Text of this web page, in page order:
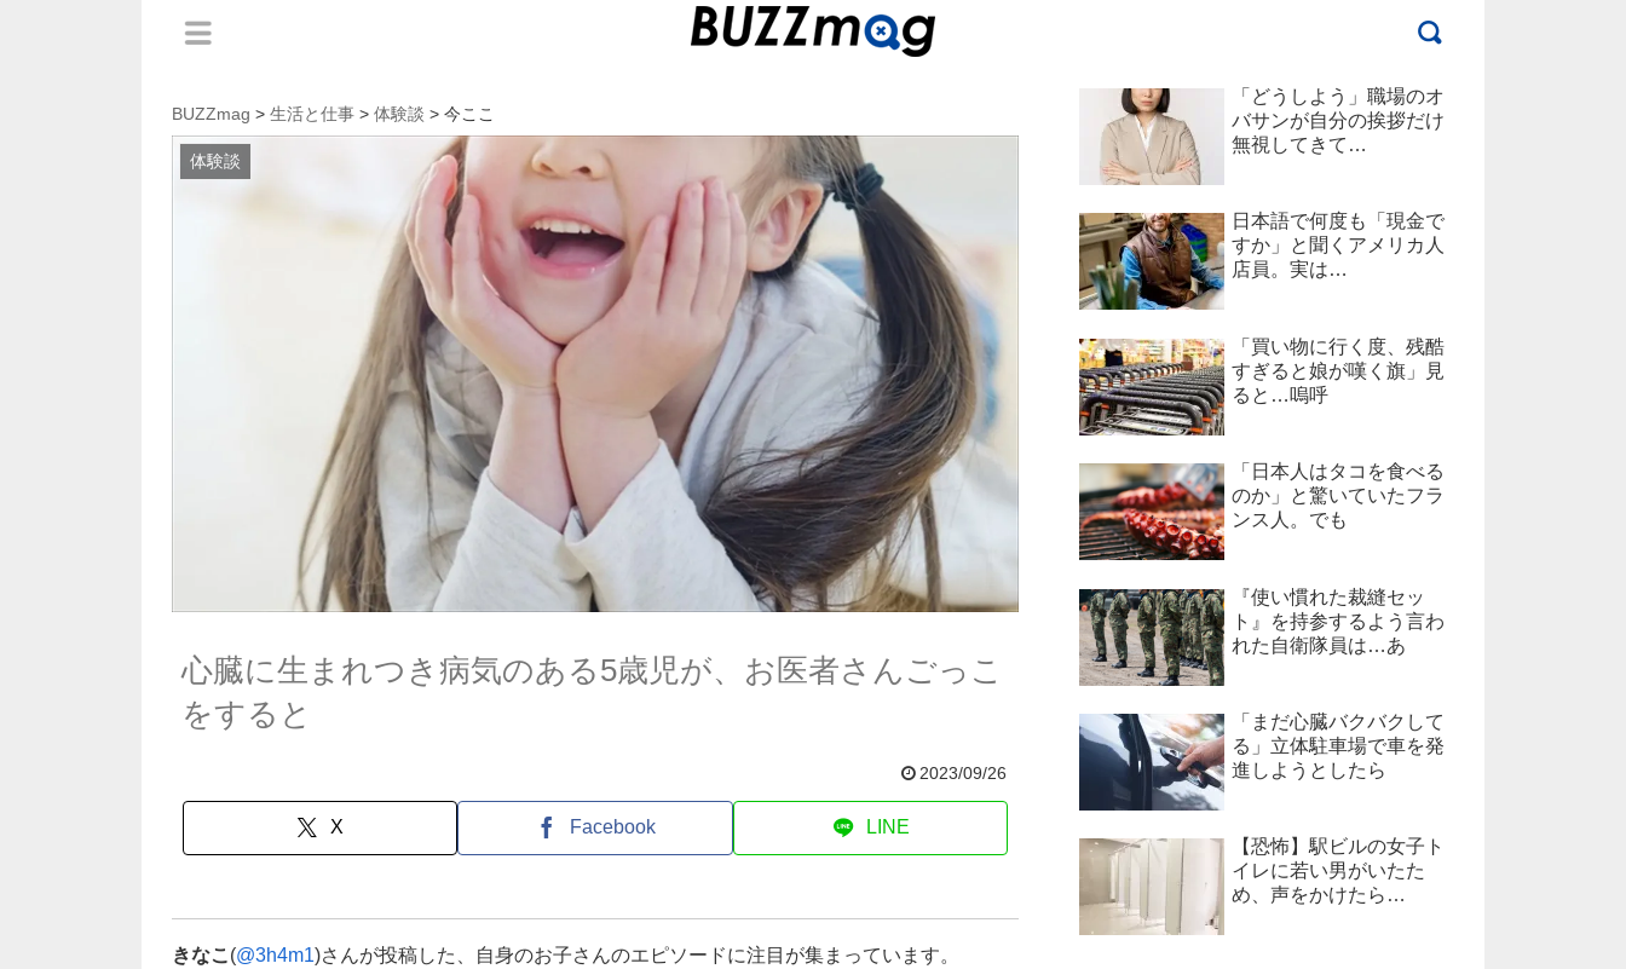
BUZZmag > 生活と仕事 > 体験談 > 今ここ
体験談
心臓に生まれつき病気のある5歳児が、お医者さんごっこ
をすると
2023/09/26
X Facebook LINE
きなこ (@3h4m1)さんが投稿した、自身のお子さんのエピソードに注目が集まっています。
「どうしよう」職場のオ
バサンが自分の挨拶だけ
無視してきて…
日本語で何度も「現金で
すか」と聞くアメリカ人
店員。実は…
「買い物に行く度、残酷
すぎると娘が嘆く旗」見
ると…嗚呼
「日本人はタコを食べる
のか」と驚いていたフラ
ンス人。でも
『使い慣れた裁縫セッ
ト』を持参するよう言わ
れた自衛隊員は…あ
「まだ心臓バクバクして
る」立体駐車場で車を発
進しようとしたら
【恐怖】駅ビルの女子ト
イレに若い男がいたた
め、声をかけたら…